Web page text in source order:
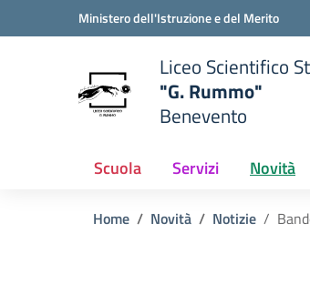
Vai ai contenuti
Vai al menu di navigazioneMinistero dell'Istruzione e del Merito
scuola
Liceo Scientifico
"G. Rummo"
Benevento
Scuola Servizi Novità
Home Novità Notizie